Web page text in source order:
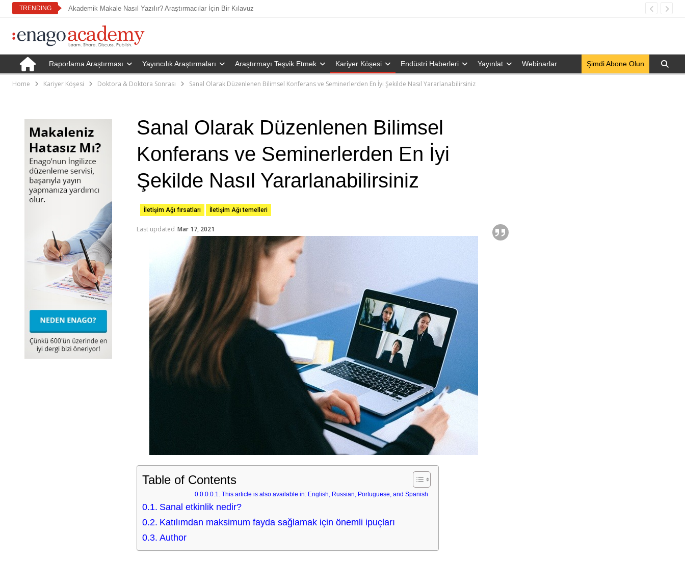
TRENDING Akademik Makale Nasıl Yazılır? Araştırmacılar İçin Bir Kılavuz
Raporlama Araştırması Yayıncılık Araştırmaları Araştırmayı Teşvik Etmek Kariyer Köşesi Endüstri Haberleri Yayınlat Şimdi Abone Olun
Webinarlar
Home Kariyer Köşesi Doktora & Doktora Sonrası Sanal Olarak Düzenlenen Bilimsel Konferans ve Seminerlerden En İyi Şekilde Nasıl Yararlanabilirsiniz
Sanal Olarak Düzenlenen Bilimsel
Konferans ve Seminerlerden En İyi
Şekilde Nasıl Yararlanabilirsiniz
İletişim Ağı fırsatları İletişim Ağı temelleri
Last updated Mar 17, 2021
Table of Contents
This article is also available in: English, Russian, Portuguese, and Spanish
Sanal etkinlik nedir?
Katılımdan maksimum fayda sağlamak için önemli ipuçları
Author